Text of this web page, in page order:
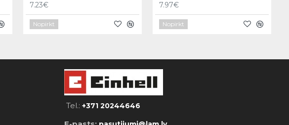
7.23€
Nopirkt
7.97€
Nopirkt
Tel.:+371 20244646